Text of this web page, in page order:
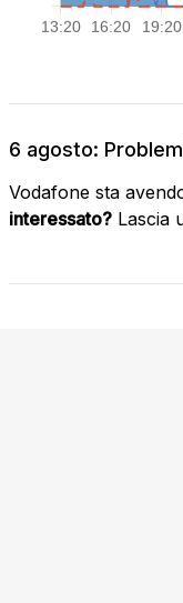
6 agosto:
Vodafone sta
interessato? Lascia